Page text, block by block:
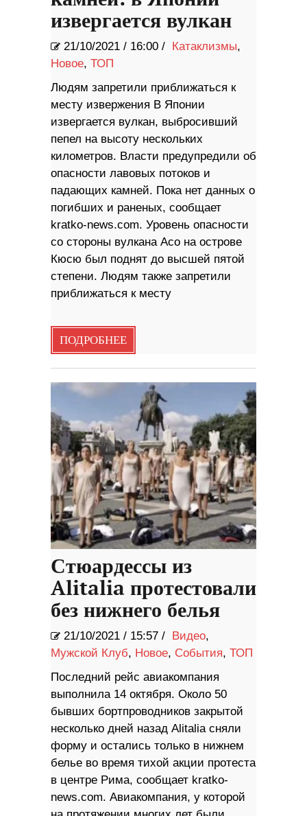
извергается вулкан
21/10/2021 / 16:00 / Катаклизмы,
Новое, ТОП
Людям запретили приближаться к
месту извержения В Японии
извергается вулкан, выбросивший
пепел на высоту нескольких
километров. Власти предупредили об
опасности лавовых потоков и
падающих камней. Пока нет данных о
погибших и раненых, сообщает
kratko-news.com. Уровень опасности
со стороны вулкана Асо на острове
Кюсю был поднят до высшей пятой
степени. Людям также запретили
приближаться к месту
ПОДРОБНЕЕ
Стюардессы из
Alitalia протестовали
без нижнего белья
21/10/2021 / 15:57 / Видео,
Мужской Клуб, Новое, События, ТОП
Последний рейс авиакомпания
выполнила 14 октября. Около 50
бывших бортпроводников закрытой
несколько дней назад Alitalia сняли
форму и остались только в нижнем
белье во время тихой акции протеста
в центре Рима, сообщает kratko-
news.com. Авиакомпания, у которой